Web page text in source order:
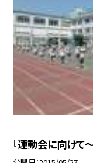
『運動会に向けて